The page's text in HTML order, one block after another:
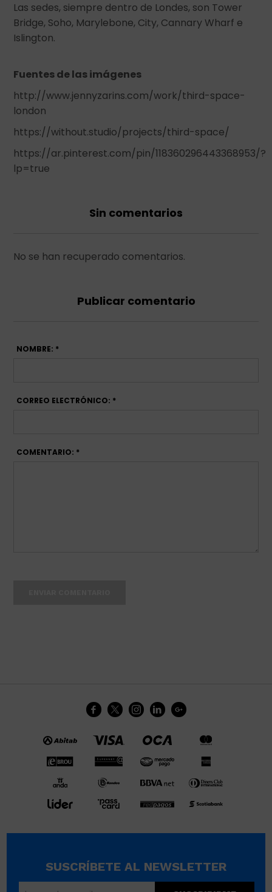
Las sedes, siempre dentro de Londes, son Tower
Bridge, Soho, Marylebone, City, Cannary Wharf e
Islington.
Fuentes de las imágenes
http://www.jennyzarins.com/work/third-space-
london
https://without.studio/projects/third-space/
https://ar.pinterest.com/pin/118360296443368953/?
lp=true
Sin comentarios
No se han recuperado comentarios.
Publicar comentario
NOMBRE: *
CORREO ELECTRÓNICO: *
COMENTARIO: *
    
SUSCRÍBETE AL NEWSLETTER